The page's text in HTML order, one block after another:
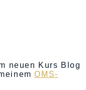
neuen Kurs Blog
OMS-